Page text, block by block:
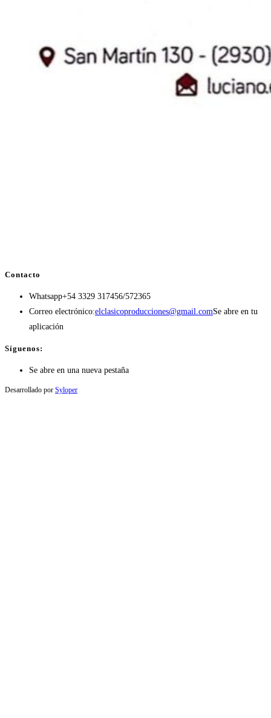
Contacto
Whatsapp+54 3329 317456/572365
Correo electrónico:elclasicoproducciones@gmail.comSe abre en tu
aplicación
Síguenos:
Se abre en una nueva pestaña
Desarrollado por Syloper